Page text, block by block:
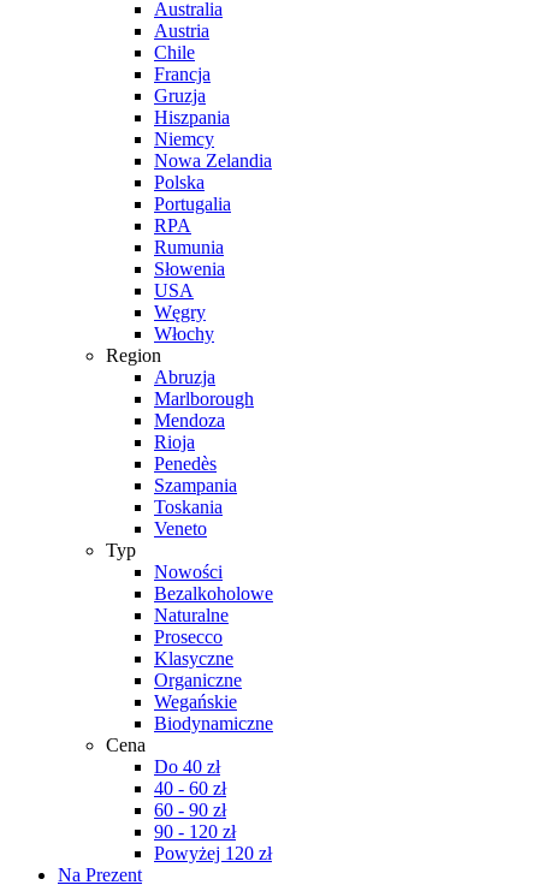
Australia
Austria
Chile
Francja
Gruzja
Hiszpania
Niemcy
Nowa Zelandia
Polska
Portugalia
RPA
Rumunia
Słowenia
USA
Węgry
Włochy
Region
Abruzja
Marlborough
Mendoza
Rioja
Penedès
Szampania
Toskania
Veneto
Typ
Nowości
Bezalkoholowe
Naturalne
Prosecco
Klasyczne
Organiczne
Wegańskie
Biodynamiczne
Cena
Do 40 zł
40 - 60 zł
60 - 90 zł
90 - 120 zł
Powyżej 120 zł
Na Prezent